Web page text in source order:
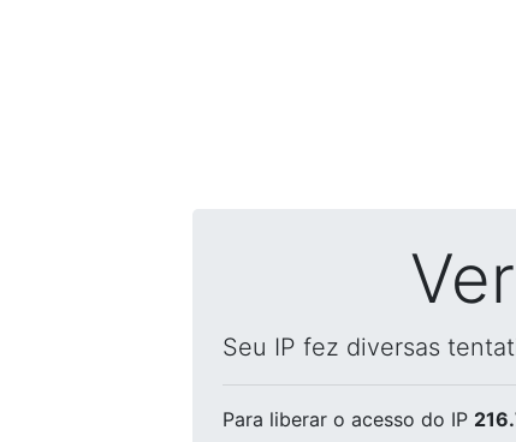
Seu IP fez diversas
Para liberar o acesso do IP